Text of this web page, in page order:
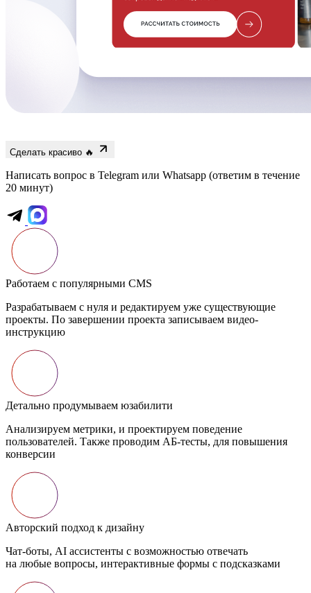
Написать вопрос в Telegram или Whatsapp
20 минут)
Работаем с популярными CMS
Разрабатываем с нуля и редактируем уже существующие
проекты. По завершении проекта записываем видео-
инструкцию
Детально продумываем юзабилити
Анализируем метрики, и проектируем поведение
пользователей. Также проводим АБ-тесты, для повышения
конверсии
Авторский подход к дизайну
Чат-боты, AI ассистенты с возможностью отвечать
на любые вопросы, интерактивные формы с подсказками